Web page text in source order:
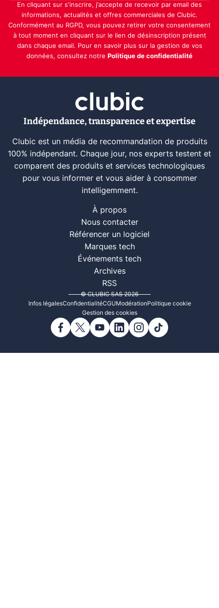
En cliquant sur s'inscrire, j’accepte de recevoir par email des
informations, actualités et offres commerciales de Clubic.
Conformément au RGPD, vous pouvez retirer votre consentement
à tout moment en cliquant sur le lien de désinscription présent
dans chaque email. Pour en savoir plus sur la gestion de vos
données, consultez notre Politique de confidentialité
Indépendance, transparence et expertise
Clubic est un média de recommandation de produits
100% indépendant. Chaque jour, nos experts testent et
comparent des produits et services technologiques
pour vous informer et vous aider à consommer
intelligemment.
À propos
Nous contacter
Référencer un logiciel
Marques tech
Événements tech
Archives
RSS
© CLUBIC SAS 2026
Infos légalesConfidentialitéCGUModérationPolitique cookie
Gestion des cookies